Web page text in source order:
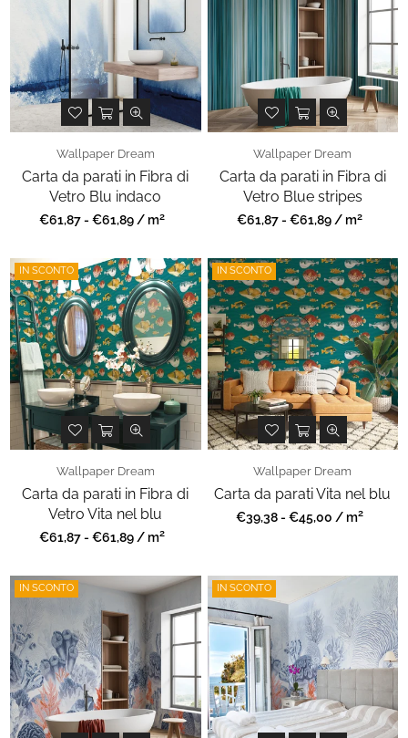
Wallpaper Dream
Carta da parati in Fibra di
Vetro Blu indaco
Prezzo
€61,87 - €61,89 / m2
Wallpaper Dream
Carta da parati in Fibra di
Vetro Blue stripes
Prezzo
€61,87 - €61,89 / m2
IN SCONTO
Wallpaper Dream
Carta da parati in Fibra di
Vetro Vita nel blu
Prezzo
€61,87 - €61,89 / m2
IN SCONTO
Wallpaper Dream
Carta da parati Vita nel blu
Prezzo
€39,38 - €45,00 / m2
IN SCONTO IN SCONTO